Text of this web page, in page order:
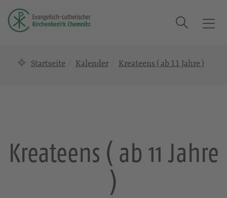
T
g
a
Suche
Startseite Kalender Kreateens ( ab 11 Jahre )
Kreateens ( ab 11 Jahre
)